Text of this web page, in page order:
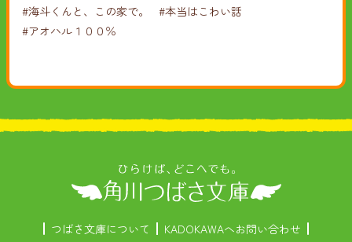
#海斗くんと、この家で。
#本当はこわい話
#アオハル１００％
つばさ文庫について
KADOKAWAへお問い合わせ